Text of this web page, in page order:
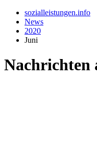
sozialleistungen.info
News
2020
Juni
Nachrichten